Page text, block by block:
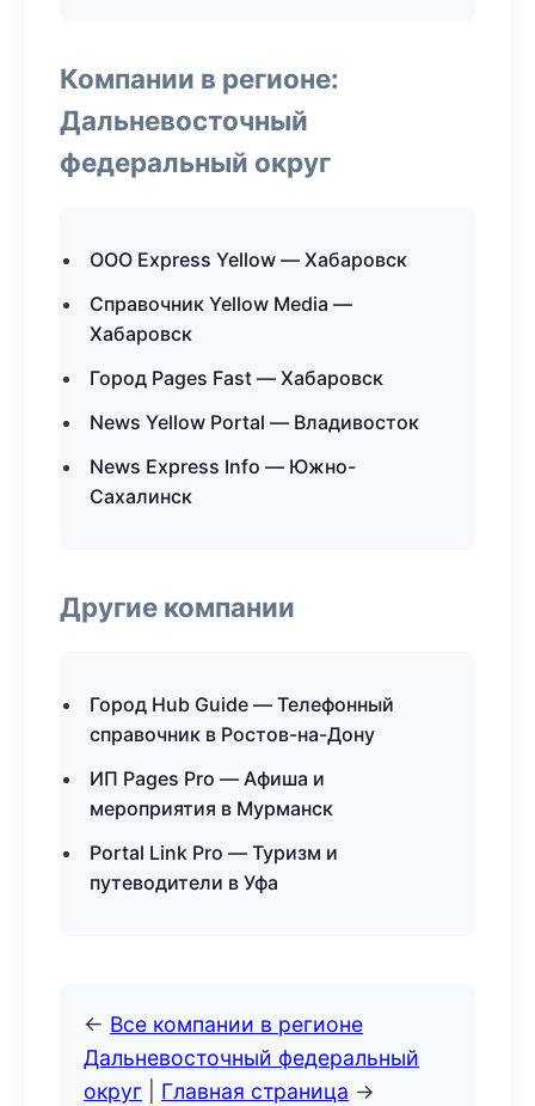
Компании в регионе:
Дальневосточный
федеральный округ
ООО Express Yellow — Хабаровск
Справочник Yellow Media —
Хабаровск
Город Pages Fast — Хабаровск
News Yellow Portal — Владивосток
News Express Info — Южно-
Сахалинск
Другие компании
Город Hub Guide — Телефонный
справочник в Ростов-на-Дону
ИП Pages Pro — Афиша и
мероприятия в Мурманск
Portal Link Pro — Туризм и
путеводители в Уфа
← Все компании в регионе
Дальневосточный федеральный
округ
Главная страница →